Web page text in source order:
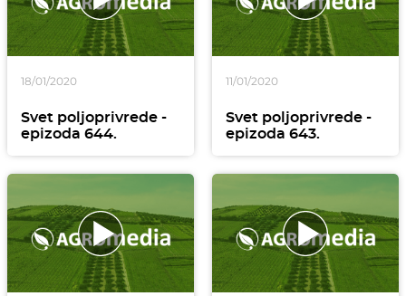
18/01/2020
Svet poljoprivrede -
epizoda 644.
11/01/2020
Svet poljoprivrede -
epizoda 643.